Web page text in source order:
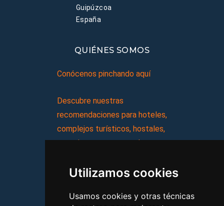
Utilizamos cookies
Usamos cookies y otras técnicas
Guipúzcoa
España
QUIÉNES SOMOS
Conócenos pinchando aquí
Descubre nuestras
recomendaciones para hoteles,
complejos turísticos, hostales,
vacaciones, paquetes de